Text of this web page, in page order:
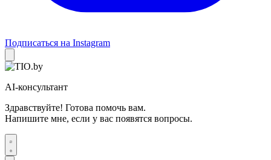
Подписаться на Instagram
AI-консультант
Здравствуйте! Готова помочь вам.
Напишите мне, если у вас появятся вопросы.